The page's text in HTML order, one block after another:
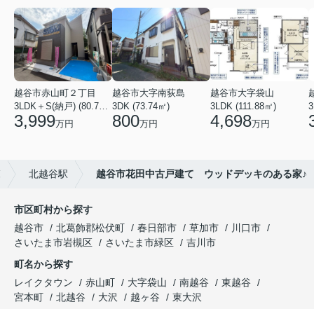
越谷市赤山町２丁目
3,999万円
越谷市大字南荻島
3DK (73.74㎡)
800万円
越谷市大字袋山
3LDK (111.88㎡)
4,698万円
北越谷駅 越谷市花田中古戸建て ウッドデッキのある家♪
市区町村から探す
越谷市
北葛飾郡松伏町 春日部市 草加市
川口市
さいたま市岩槻区
さいたま市緑区
吉川市
町名から探す
レイクタウン
赤山町 大字袋山 南越谷
東越谷
宮本町
北越谷 大沢 越ヶ谷
東大沢